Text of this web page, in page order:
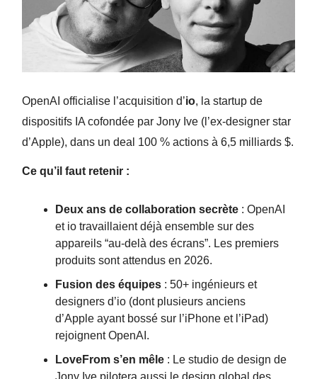
OpenAI officialise l’acquisition d’io, la startup de
dispositifs IA cofondée par Jony Ive (l’ex-designer star
d’Apple), dans un deal 100 % actions à 6,5 milliards $.
Ce qu’il faut retenir :
Deux ans de collaboration secrète : OpenAI
et io travaillaient déjà ensemble sur des
appareils “au-delà des écrans”. Les premiers
produits sont attendus en 2026.
Fusion des équipes : 50+ ingénieurs et
designers d’io (dont plusieurs anciens
d’Apple ayant bossé sur l’iPhone et l’iPad)
rejoignent OpenAI.
LoveFrom s’en mêle : Le studio de design de